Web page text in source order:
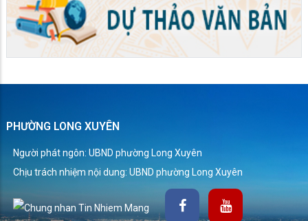
PHƯỜNG LONG XUYÊN
Người phát ngôn: UBND phường Long Xuyên
Chịu trách nhiệm nội dung: UBND phường Long Xuyên